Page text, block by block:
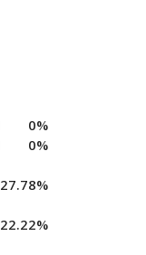
0%
0%
27.78%
22.22%